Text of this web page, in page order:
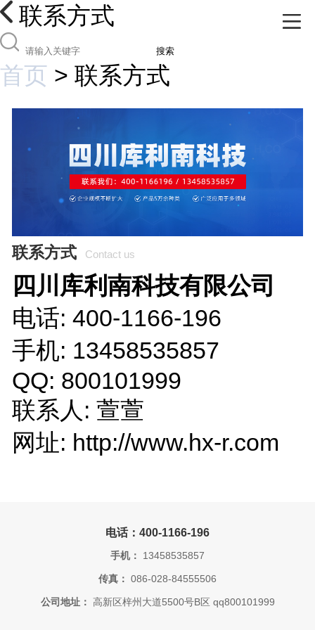
联系方式
搜索
首页 > 联系方式
联系方式 Contact us
四川库利南科技有限公司
电话: 400-1166-196
手机: 13458535857
QQ: 800101999
联系人: 萱萱
网址: http://www.hx-r.com
电话：400-1166-196
手机： 13458535857
传真： 086-028-84555506
公司地址： 高新区梓州大道5500号B区 qq800101999